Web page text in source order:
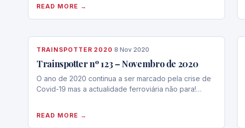
READ MORE →
TRAINSPOTTER 2020 ·8 Nov 2020
Trainspotter nº 123 – Novembro de 2020
O ano de 2020 continua a ser marcado pela crise de
Covid-19 mas a actualidade ferroviária não para!…
READ MORE →